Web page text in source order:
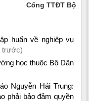
Cổng TTĐT Bộ
huấn về nghiệp vụ
trước)
học thuộc Bộ Dân
Nguyễn Hải Trung:
phải bảo đảm quyền